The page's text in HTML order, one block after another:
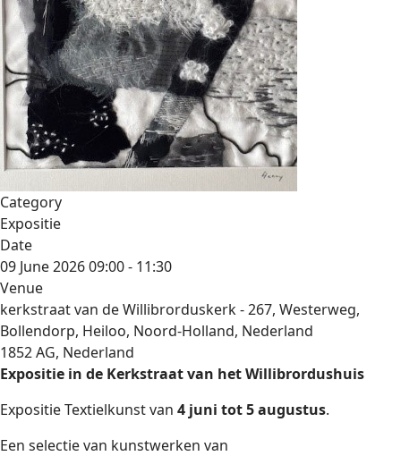
Category
Expositie
Date
09 June 202609:00- 11:30
Venue
kerkstraat van de Willibrorduskerk - 267, Westerweg,
Bollendorp, Heiloo, Noord-Holland, Nederland
1852 AG, Nederland
Expositie in de Kerkstraat van het Willibrordushuis
Expositie Textielkunst van 4 juni tot 5 augustus.
Een selectie van kunstwerken van